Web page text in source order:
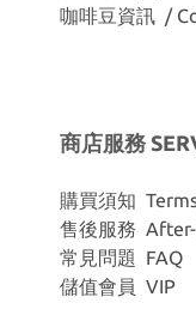
咖啡豆資訊 /
商店服務
購買須知
售後服務 After-
常見問題 FAQ
儲值會員 VIP